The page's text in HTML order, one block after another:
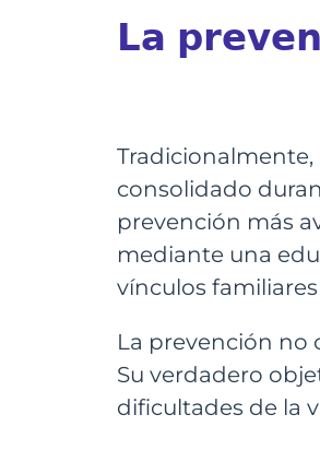
𝗟𝗮
consolidado
prevención más
mediante una
vínculos
La prevención no
Su verdadero
dificultades de la